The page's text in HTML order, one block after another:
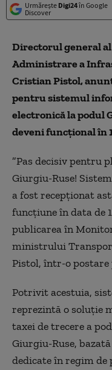
Urmărește Digi24în Google
Discover
Directorul general
Administrare a
Cristian Pistol,
pentru sistemul
electronică la podul
deveni funcţional în
”Pas decisiv pentru
Giurgiu-Ruse!
a fost recepţionat
funcţiune în data de
publicarea în
ministrului
Pistol, într-o postare
Potrivit acestuia,
reprezintă o soluţie
taxei de trecere a
Giurgiu-Ruse,
dedicate în regim